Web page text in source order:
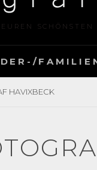
SCHÖNSTEN
HAVIXBECK